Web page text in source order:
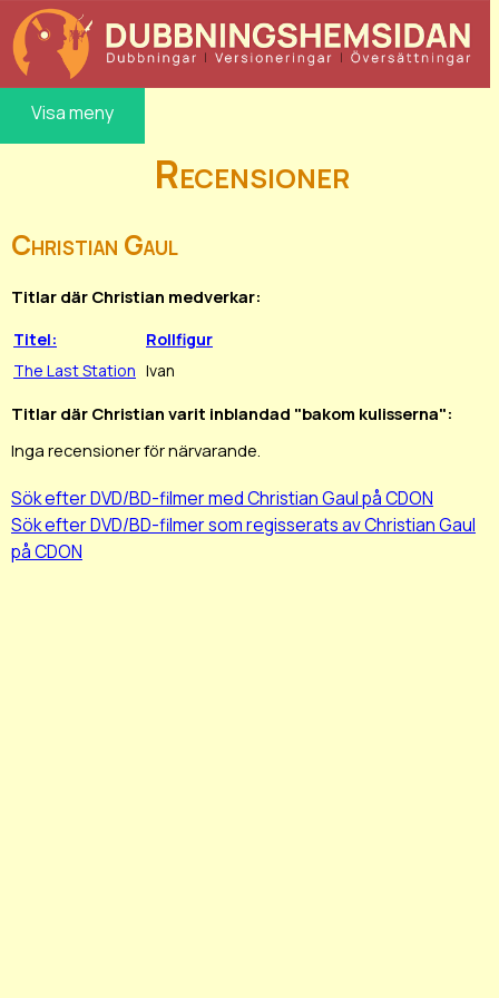
Visa meny
Recensioner
Christian Gaul
Titlar där Christian medverkar:
Titel:
Rollfigur
The Last Station Ivan
Titlar där Christian varit inblandad "bakom kulisserna":
Inga recensioner för närvarande.
Sök efter DVD/BD-filmer med Christian Gaul på CDON
Sök efter DVD/BD-filmer som regisserats av Christian Gaul
på CDON